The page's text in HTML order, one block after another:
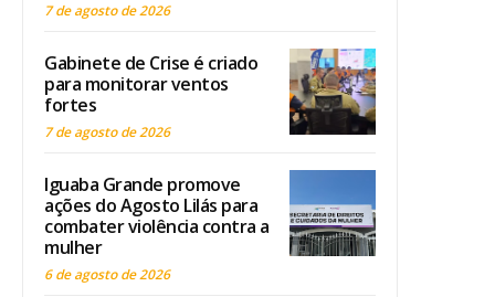
7 de agosto de 2026
Gabinete de Crise é criado
para monitorar ventos
fortes
7 de agosto de 2026
Iguaba Grande promove
ações do Agosto Lilás para
combater violência contra a
mulher
6 de agosto de 2026